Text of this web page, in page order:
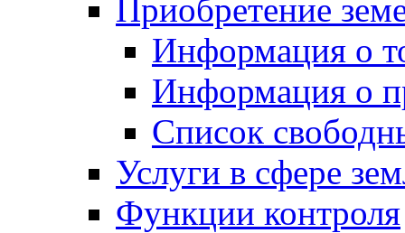
Приобретение
Информация о
Информация о
Список
Услуги в сфере
Функции контроля